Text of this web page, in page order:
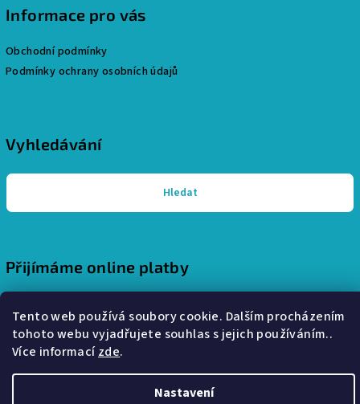
Tento web používá soubory cookie. Dalším procházením
tohoto webu vyjadřujete souhlas s jejich používáním..
Více informacízde.
Nastavení
Informace pro vás
Obchodní podmínky
Podmínky ochrany osobních údajů
Vyhledávání
Hledat
Přijímáme online platby
Copyright 2026Pohodlný interiér - stylové a útulné bydlení.
Všechna práva vyhrazena.